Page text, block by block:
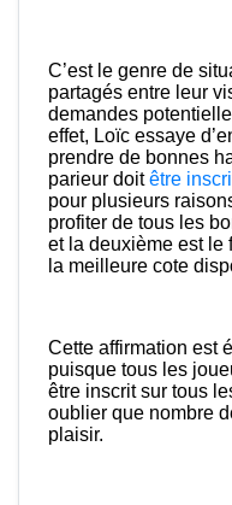
C’est le genre de
partagés entre leur
demandes
effet, Loïc essaye
prendre de bonnes
parieur doitêtre
pour plusieurs
profiter de tous les
et la deuxième est le
la meilleure cote
Cette affirmation est
puisque tous les
être inscrit sur tous
oublier que nombre
plaisir.